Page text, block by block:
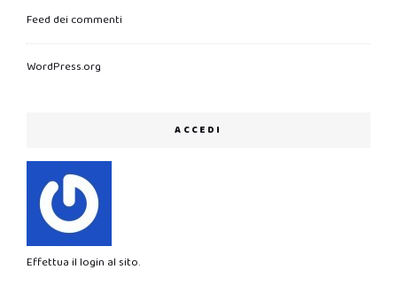
Feed dei commenti
WordPress.org
ACCEDI
Effettua il login al sito.